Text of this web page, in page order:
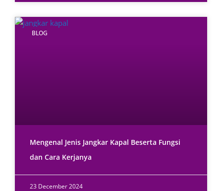
BLOG
Mengenal Jenis Jangkar Kapal Beserta Fungsi
dan Cara Kerjanya
23 December 2024